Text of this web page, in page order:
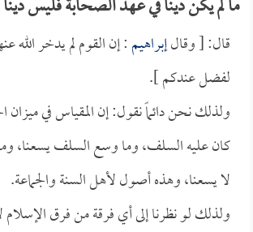
قال: [ وقالإبراهيم: إن القوم لم يدخر الله
لفضل عندكم ].
ولذلك نحن دائماً نقول: إن المقياس في ميزان
كان عليه السلف، وما وسع السلف يسعنا،
لا يسعنا، وهذه أصول لأهل السنة والجماعة.
ولذلك لو نظرنا إلى أي فرقة من فرق